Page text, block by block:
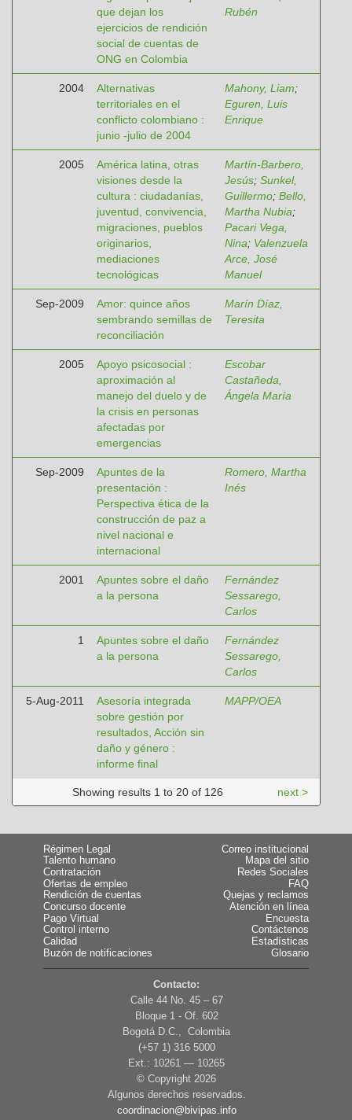
que dejan los
ejercicios de rendición
social de cuentas de
ONG en Colombia
Rubén
2004
Alternativas
territoriales en el
conflicto colombiano :
junio -julio de 2004
Mahony, Liam;
Eguren, Luis
Enrique
2005
América latina, otras
visiones desde la
cultura : ciudadanías,
juventud, convivencia,
migraciones, pueblos
originarios,
mediaciones
tecnológicas
Martín-Barbero,
Jesús; Sunkel,
Guillermo; Bello,
Martha Nubia;
Pacari Vega,
Nina; Valenzuela
Arce, José
Manuel
Sep-2009
Amor: quince años
sembrando semillas de
reconciliación
Marín Díaz,
Teresita
2005
Apoyo psicosocial :
aproximación al
manejo del duelo y de
la crisis en personas
afectadas por
emergencias
Escobar
Castañeda,
Ángela María
Sep-2009
Apuntes de la
presentación :
Perspectiva ética de la
construcción de paz a
nivel nacional e
internacional
Romero, Martha
Inés
2001
Apuntes sobre el daño
a la persona
Fernández
Sessarego,
Carlos
1
Apuntes sobre el daño
a la persona
Fernández
Sessarego,
Carlos
5-Aug-2011
Asesoría integrada
sobre gestión por
resultados, Acción sin
daño y género :
informe final
MAPP/OEA
Showing results 1 to 20 of 126 next >
Régimen Legal
Talento humano
Contratación
Ofertas de empleo
Rendición de cuentas
Concurso docente
Pago Virtual
Control interno
Calidad
Buzón de notificaciones
Correo institucional
Mapa del sitio
Redes Sociales
FAQ
Quejas y reclamos
Atención en línea
Encuesta
Contáctenos
Estadísticas
Glosario
Contacto:
Calle 44 No. 45 – 67
Bloque 1 - Of. 602
Bogotá D.C., Colombia
(+57 1) 316 5000
Ext.: 10261 — 10265
© Copyright 2026
Algunos derechos reservados.
coordinacion@bivipas.info